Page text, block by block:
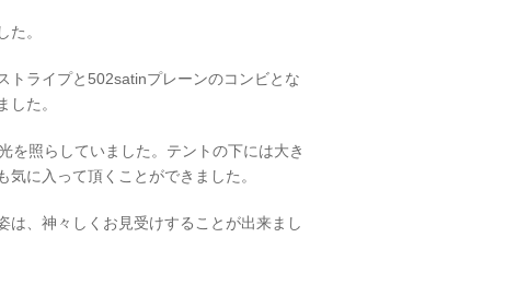
。
トライプと502satinプレーンのコンビとな
た。
を照らしていました。テントの下には大き
に入って頂くことができました。
は、神々しくお見受けすることが出来まし